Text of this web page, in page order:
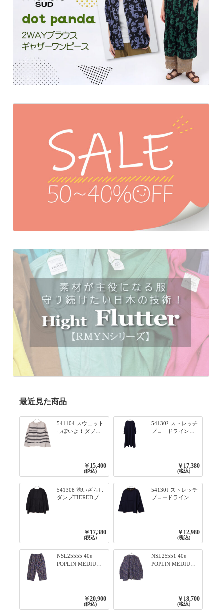
最近見た商品
541104 スウェット
っぽいよ！ダブル
プルオーバー 101オ
フベージュ×ネイビ
￥15,400
(税込)
541302 ストレッチ
ブロードライン入
ワンピース 79ネイ
￥17,380
(税込)
541308 洗いざらし
ダンプTIEREDブシ
￥17,380
(税込)
541301 ストレッチ
ブロードライン入
リブプルオーバー
79ネイビー
￥12,980
(税込)
NSL25555 40s
POPLIN MEDIUM
￥20,900
(税込)
NSL25551 40s
POPLIN MEDIUM
3800NAVY BASE
￥18,700
(税込)